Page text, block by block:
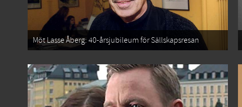
Möt Lasse Åberg: 40-årsjubileum för Sällskapsresan